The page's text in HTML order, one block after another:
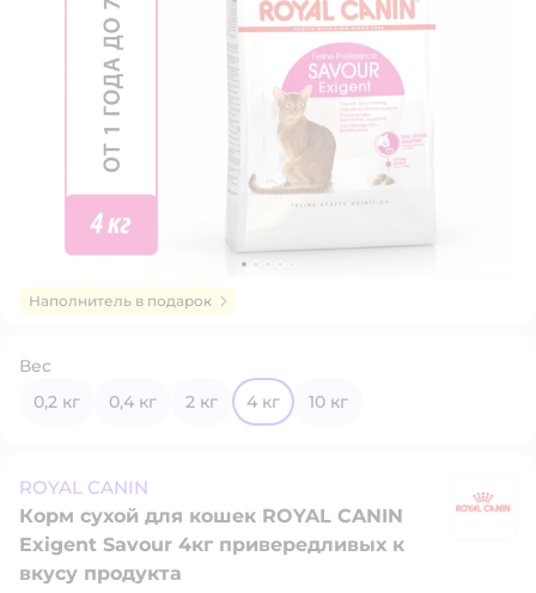
Наполнитель в подарок
Вес
0,2 кг
0,4 кг 2 кг 4 кг 10 кг
ROYAL CANIN
Корм сухой для кошек ROYAL CANIN
Exigent Savour 4кг привередливых к
вкусу продукта